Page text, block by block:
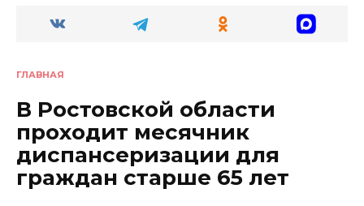
ГЛАВНАЯ
В Ростовской области
проходит месячник
диспансеризации для
граждан старше 65 лет